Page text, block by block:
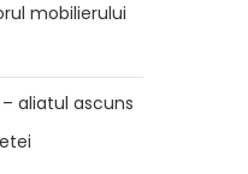
mobilierului
aliatul ascuns